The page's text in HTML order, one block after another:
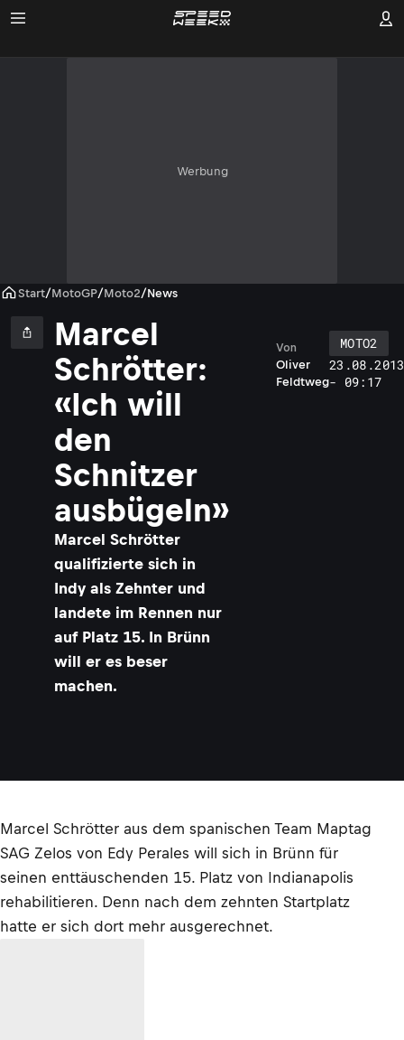
Werbung
Start/MotoGP/Moto2/News
Marcel
Schrötter:
«Ich will
den
Schnitzer
ausbügeln»
Marcel Schrötter
qualifizierte sich in
Indy als Zehnter und
landete im Rennen nur
auf Platz 15. In Brünn
will er es beser
machen.
Oliver
Feldtweg
Von
MOTO2
23.08.2013
- 09:17
Marcel Schrötter aus dem spanischen Team Maptag
SAG Zelos von Edy Perales will sich in Brünn für
seinen enttäuschenden 15. Platz von Indianapolis
rehabilitieren. Denn nach dem zehnten Startplatz
hatte er sich dort mehr ausgerechnet.